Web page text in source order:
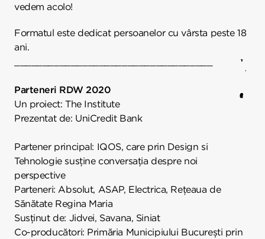
vedem acolo!
Formatul este dedicat persoanelor cu vârsta peste 18
ani.
Parteneri RDW 2020
Un proiect: The Institute
Prezentat de: UniCredit Bank
Partener principal: IQOS, care prin Design si
Tehnologie susține conversația despre noi
perspective
Parteneri: Absolut, ASAP, Electrica, Rețeaua de
Sănătate Regina Maria
Susținut de: Jidvei, Savana, Siniat
Co-producători: Primăria Municipiului București prin